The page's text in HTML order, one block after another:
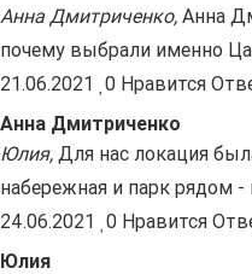
Анна Дмитриченко, Анна
почему выбрали именно
21.06.2021 0 Нравится
Анна Дмитриченко
Юлия, Для нас локация
набережная и парк рядом -
24.06.2021 0 Нравится
Юлия